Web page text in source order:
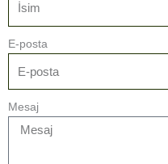
E-posta
Mesaj